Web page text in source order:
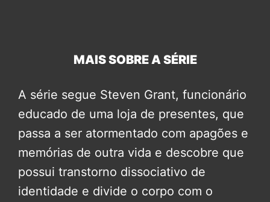
MAIS SOBRE A SÉRIE
A série segue Steven Grant, funcionário
educado de uma loja de presentes, que
passa a ser atormentado com apagões e
memórias de outra vida e descobre que
possui transtorno dissociativo de
identidade e divide o corpo com o